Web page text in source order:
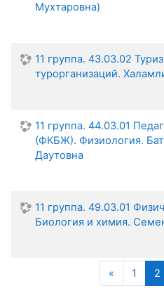
Мухтаровна)
11 группа. 43.03.02
турорганизаций.
11 группа. 44.03.01
(ФКБЖ). Физиология.
Даутовна
11 группа. 49.03.01
Биология и химия.
« Назад
1 2